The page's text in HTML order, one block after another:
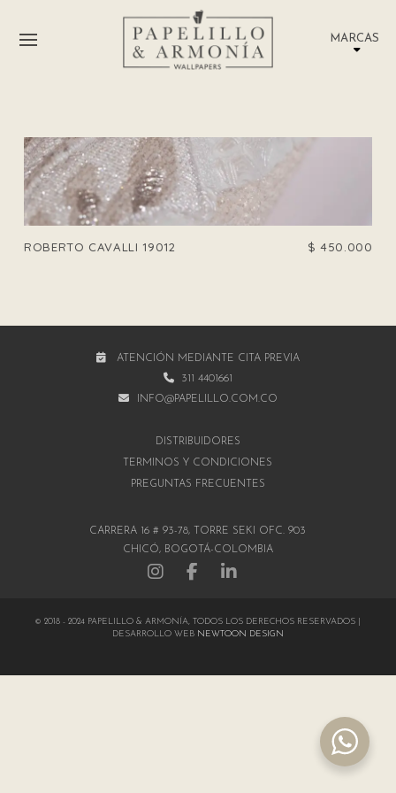
MARCAS
ROBERTO CAVALLI 19012 $ 450.000
ATENCIÓN MEDIANTE CITA PREVIA
311 4401661
INFO@PAPELILLO.COM.CO
DISTRIBUIDORES
TÉRMINOS Y CONDICIONES
PREGUNTAS FRECUENTES
CARRERA 16 # 93-78, TORRE SEKI OFC. 903
CHICÓ, BOGOTÁ-COLOMBIA
© 2018 - 2024 PAPELILLO & ARMONÍA, TODOS LOS DERECHOS RESERVADOS |
DESARROLLO WEB NEWTOON DESIGN